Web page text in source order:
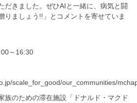
だきました。ぜひAIと一緒に、病気と闘
りましょう!!」とコメントを寄せていま
～16:30
scale_for_good/our_communities/
族のための滞在施設「ドナルド・マクド